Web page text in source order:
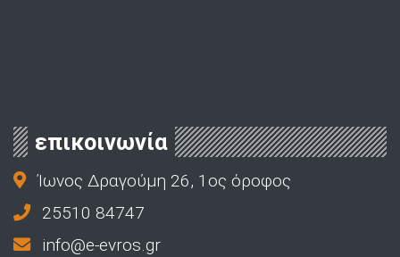
επικοινωνία
Ίωνος Δραγούμη 26, 1ος όροφος
25510 84747
info@e-evros.gr